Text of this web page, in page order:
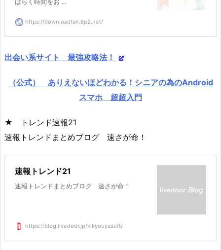
ばらく時間をお ...
https://downloadfan.8p2.net/
出会い系サイト 最強攻略法！
（公式） ありえないほどわかる！シニアの為のAndroid
スマホ 超超入門
★ トレンド速報21
速報トレンドまとめブログ 速さが命！
速報トレンド21
速報トレンドまとめブログ 速さが命！
https://blog.livedoor.jp/kikyouyasoft/